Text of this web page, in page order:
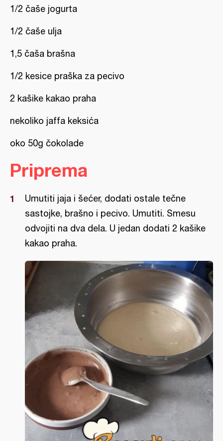
1/2 čaše jogurta
1/2 čaše ulja
1,5 čaša brašna
1/2 kesice praška za pecivo
2 kašike kakao praha
nekoliko jaffa keksića
oko 50g čokolade
Priprema
Umutiti jaja i šećer, dodati ostale tečne
sastojke, brašno i pecivo. Umutiti. Smesu
odvojiti na dva dela. U jedan dodati 2 kašike
kakao praha.